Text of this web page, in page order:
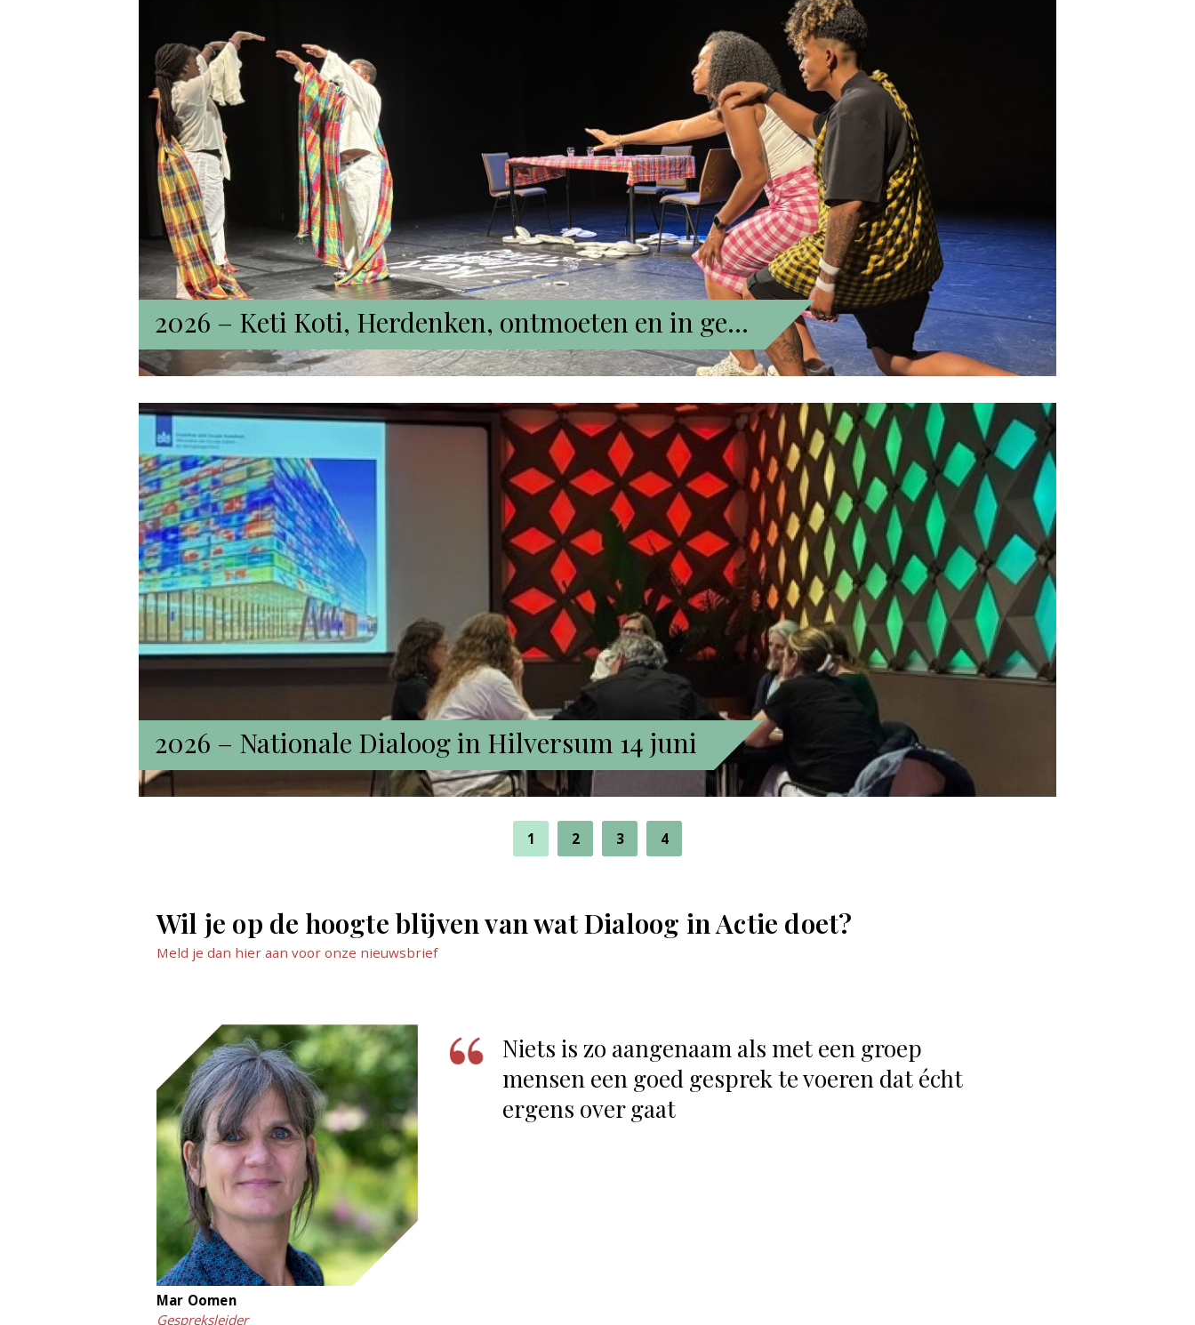
2026 – Keti Koti, Herdenken, ontmoeten en in ge…
2026 – Nationale Dialoog in Hilversum 14 juni
1 2 3 4
Wil je op de hoogte blijven van wat Dialoog in Actie doet?
Meld je dan hier aan voor onze nieuwsbrief
Mar Oomen
Gespreksleider
Niets is zo aangenaam als met een groep
mensen een goed gesprek te voeren dat écht
ergens over gaat